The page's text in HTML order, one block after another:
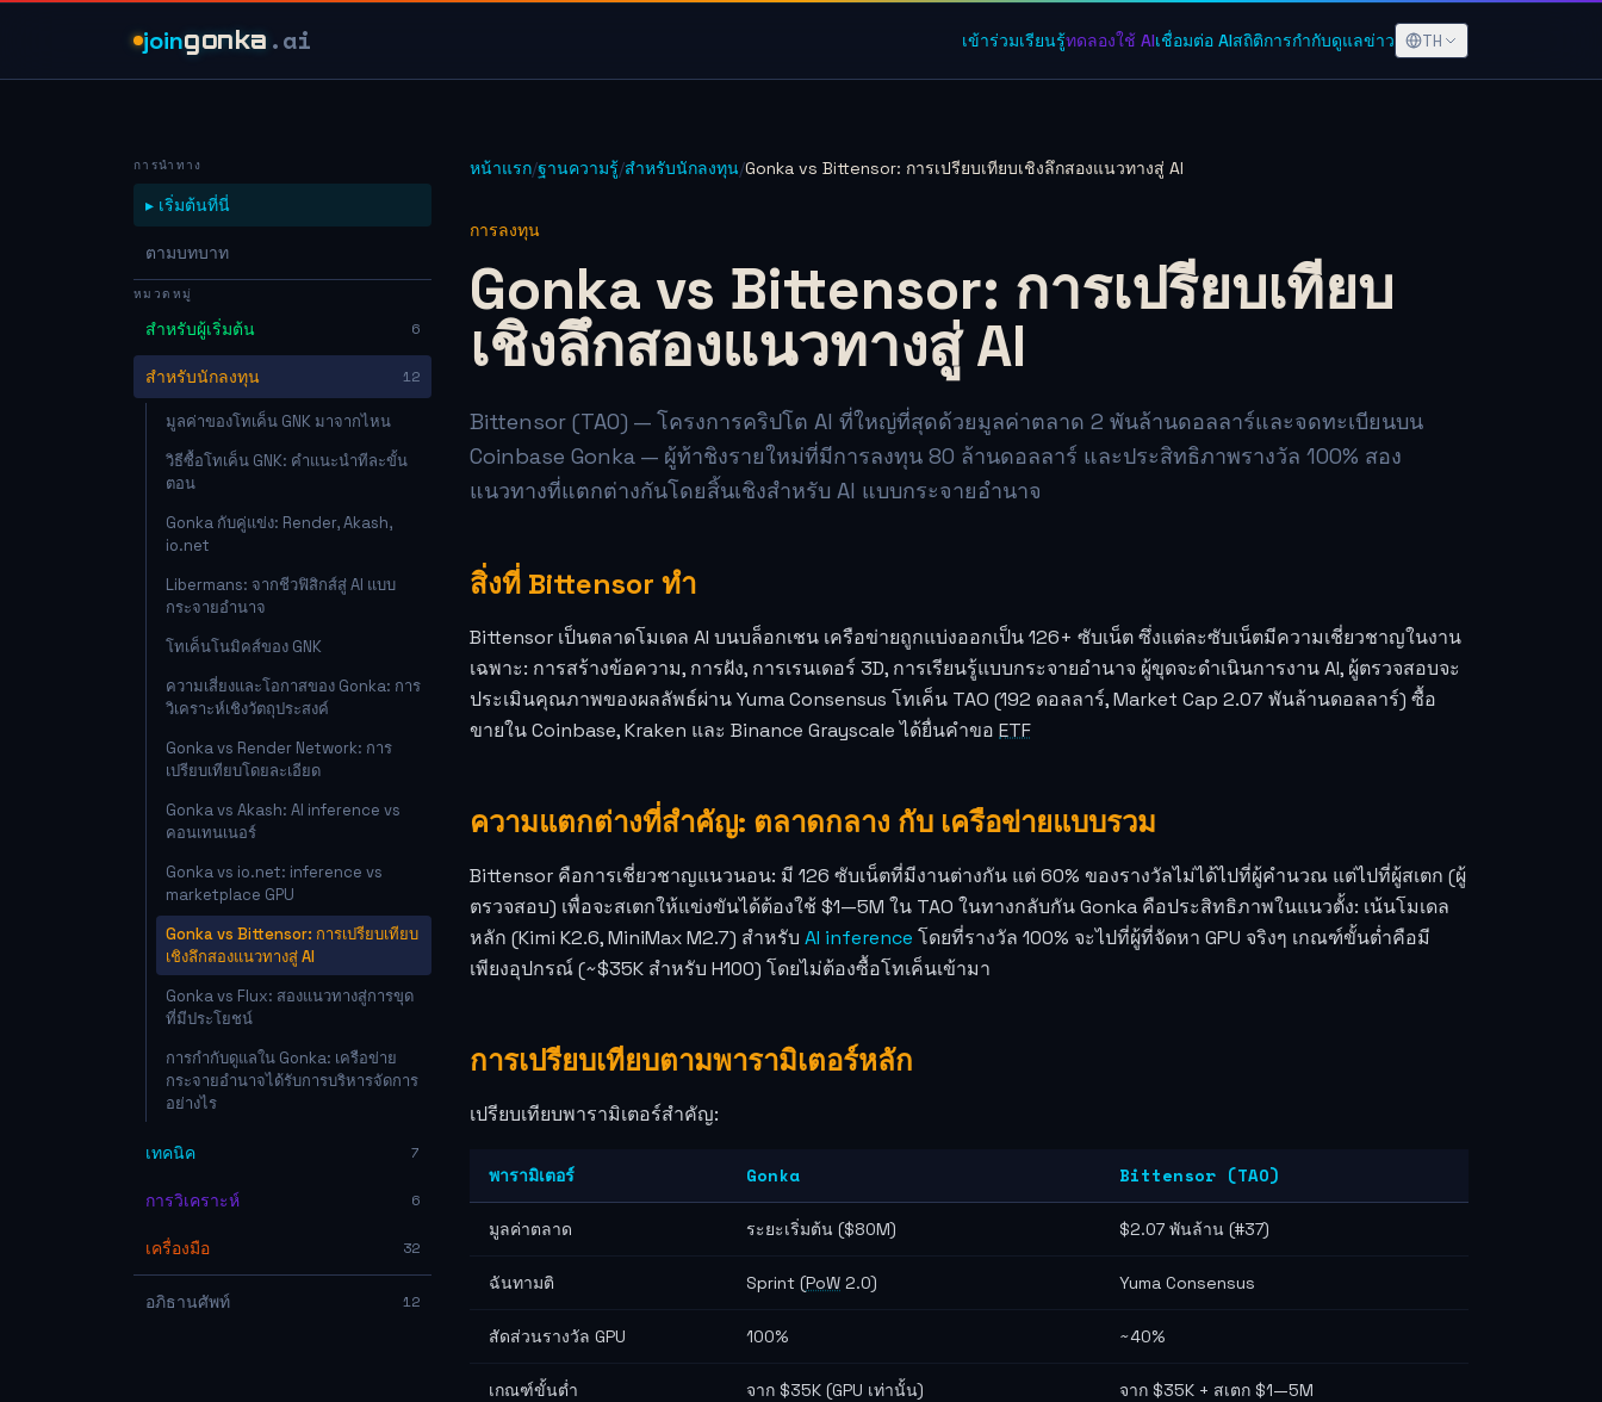
joingonka .ai เข้าร่วมเรียนรู้ทดลองใช้ AIเชื่อมต่อ AIสถิติการกำกับดูแลข่าว TH
การนำทาง
▸ เริ่มต้นที่นี่
ตามบทบาท
หมวดหมู่
สำหรับผู้เริ่มต้น 6
สำหรับนักลงทุน 12
มูลค่าของโทเค็น GNK มาจากไหน
วิธีซื้อโทเค็น GNK: คำแนะนำทีละขั้น
ตอน
Gonka กับคู่แข่ง: Render, Akash,
io.net
Libermans: จากชีวฟิสิกส์สู่ AI แบบ
กระจายอำนาจ
โทเค็นโนมิคส์ของ GNK
ความเสี่ยงและโอกาสของ Gonka: การ
วิเคราะห์เชิงวัตถุประสงค์
Gonka vs Render Network: การ
เปรียบเทียบโดยละเอียด
Gonka vs Akash: AI inference vs
คอนเทนเนอร์
Gonka vs io.net: inference vs
marketplace GPU
Gonka vs Bittensor: การเปรียบเทียบ
เชิงลึกสองแนวทางสู่ AI
Gonka vs Flux: สองแนวทางสู่การขุด
ที่มีประโยชน์
การกำกับดูแลใน Gonka: เครือข่าย
กระจายอำนาจได้รับการบริหารจัดการ
อย่างไร
เทคนิค 7
การวิเคราะห์ 6
เครื่องมือ 32
อภิธานศัพท์ 12
หน้าแรก/ฐานความรู้/สำหรับนักลงทุน/Gonka vs Bittensor: การเปรียบเทียบเชิงลึกสองแนวทางสู่ AI
การลงทุน
Gonka vs Bittensor: การเปรียบเทียบ
เชิงลึกสองแนวทางสู่ AI
Bittensor (TAO) — โครงการคริปโต AI ที่ใหญ่ที่สุดด้วยมูลค่าตลาด 2 พันล้านดอลลาร์และจดทะเบียนบน
Coinbase Gonka — ผู้ท้าชิงรายใหม่ที่มีการลงทุน 80 ล้านดอลลาร์ และประสิทธิภาพรางวัล 100% สอง
แนวทางที่แตกต่างกันโดยสิ้นเชิงสำหรับ AI แบบกระจายอำนาจ
สิ่งที่ Bittensor ทำ
Bittensor เป็นตลาดโมเดล AI บนบล็อกเชน เครือข่ายถูกแบ่งออกเป็น 126+ ซับเน็ต ซึ่งแต่ละซับเน็ตมีความเชี่ยวชาญในงาน
เฉพาะ: การสร้างข้อความ, การฝัง, การเรนเดอร์ 3D, การเรียนรู้แบบกระจายอำนาจ ผู้ขุดจะดำเนินการงาน AI, ผู้ตรวจสอบจะ
ประเมินคุณภาพของผลลัพธ์ผ่าน Yuma Consensus โทเค็น TAO (192 ดอลลาร์, Market Cap 2.07 พันล้านดอลลาร์) ซื้อ
ขายใน Coinbase, Kraken และ Binance Grayscale ได้ยื่นคำขอ ETF
ความแตกต่างที่สำคัญ: ตลาดกลาง กับ เครือข่ายแบบรวม
Bittensor คือการเชี่ยวชาญแนวนอน: มี 126 ซับเน็ตที่มีงานต่างกัน แต่ 60% ของรางวัลไม่ได้ไปที่ผู้คำนวณ แต่ไปที่ผู้สเตก (ผู้
ตรวจสอบ) เพื่อจะสเตกให้แข่งขันได้ต้องใช้ $1—5M ใน TAO ในทางกลับกัน Gonka คือประสิทธิภาพในแนวตั้ง: เน้นโมเดล
หลัก (Kimi K2.6, MiniMax M2.7) สำหรับ AI inference โดยที่รางวัล 100% จะไปที่ผู้ที่จัดหา GPU จริงๆ เกณฑ์ขั้นต่ำคือมี
เพียงอุปกรณ์ (~$35K สำหรับ H100) โดยไม่ต้องซื้อโทเค็นเข้ามา
การเปรียบเทียบตามพารามิเตอร์หลัก
เปรียบเทียบพารามิเตอร์สำคัญ:
พารามิเตอร์ Gonka Bittensor (TAO)
มูลค่าตลาด ระยะเริ่มต้น ($80M) $2.07 พันล้าน (#37)
ฉันทามติ Sprint (PoW 2.0) Yuma Consensus
สัดส่วนรางวัล GPU 100% ~40%
เกณฑ์ขั้นต่ำ จาก $35K (GPU เท่านั้น) จาก $35K + สเตก $1—5M